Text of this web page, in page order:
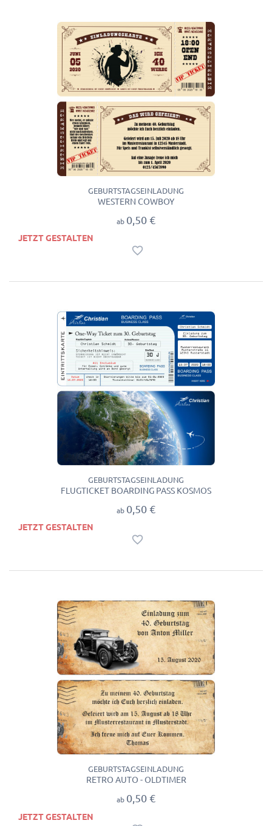
GEBURTSTAGSEINLADUNG
WESTERN COWBOY
ab 0,50 €
JETZT GESTALTEN
GEBURTSTAGSEINLADUNG
FLUGTICKET BOARDING PASS KOSMOS
ab 0,50 €
JETZT GESTALTEN
GEBURTSTAGSEINLADUNG
RETRO AUTO - OLDTIMER
ab 0,50 €
JETZT GESTALTEN